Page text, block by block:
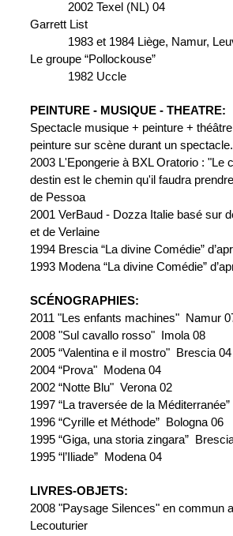
2002 Texel (NL) 04
Garrett List
1983 et 1984 Liège, Namur,
Le groupe “Pollockouse”
1982 Uccle
PEINTURE - MUSIQUE - THEATRE:
Spectacle musique + peinture +
peinture sur scène durant un spectacle.
2003 L'Epongerie à BXL Oratorio : "Le
destin est le chemin qu'il faudra
de Pessoa
2001 VerBaud - Dozza Italie basé sur
et de Verlaine
1994 Brescia “La divine Comédie”
1993 Modena “La divine Comédie”
SCÉNOGRAPHIES:
2011 "Les enfants machines"  Namur
2008 "Sul cavallo rosso"  Imola 08
2005 “Valentina e il mostro"  Brescia 04
2004 “Prova"  Modena 04
2002 “Notte Blu"  Verona 02
1997 “La traversée de la Méditerranée”
1996 “Cyrille et Méthode”  Bologna 06
1995 “Giga, una storia zingara”
1995 “l’Iliade”  Modena 04
LIVRES-OBJETS:
2008 "Paysage Silences" en commun
Lecouturier